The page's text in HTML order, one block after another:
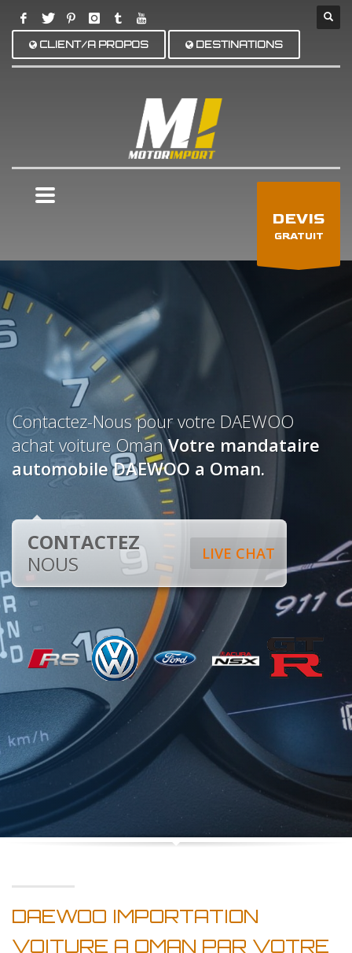
CLIENT/A PROPOS DESTINATIONS
DEVIS
GRATUIT
Contactez-Nous pour votre DAEWOO
achat voiture OmanVotre mandataire
automobile DAEWOO a Oman.
LIVE CHAT
CONTACTEZ
NOUS
DAEWOO IMPORTATION
VOITURE A OMAN PAR VOTRE